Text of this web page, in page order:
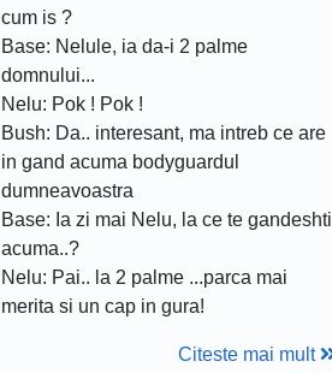
cum is ?
Base: Nelule, ia da-i 2 palme
domnului...
Nelu: Pok ! Pok !
Bush: Da.. interesant, ma intreb ce are
in gand acuma bodyguardul
dumneavoastra
Base: Ia zi mai Nelu, la ce te gandeshti
acuma..?
Nelu: Pai.. la 2 palme ...parca mai
merita si un cap in gura!
Citeste mai mult